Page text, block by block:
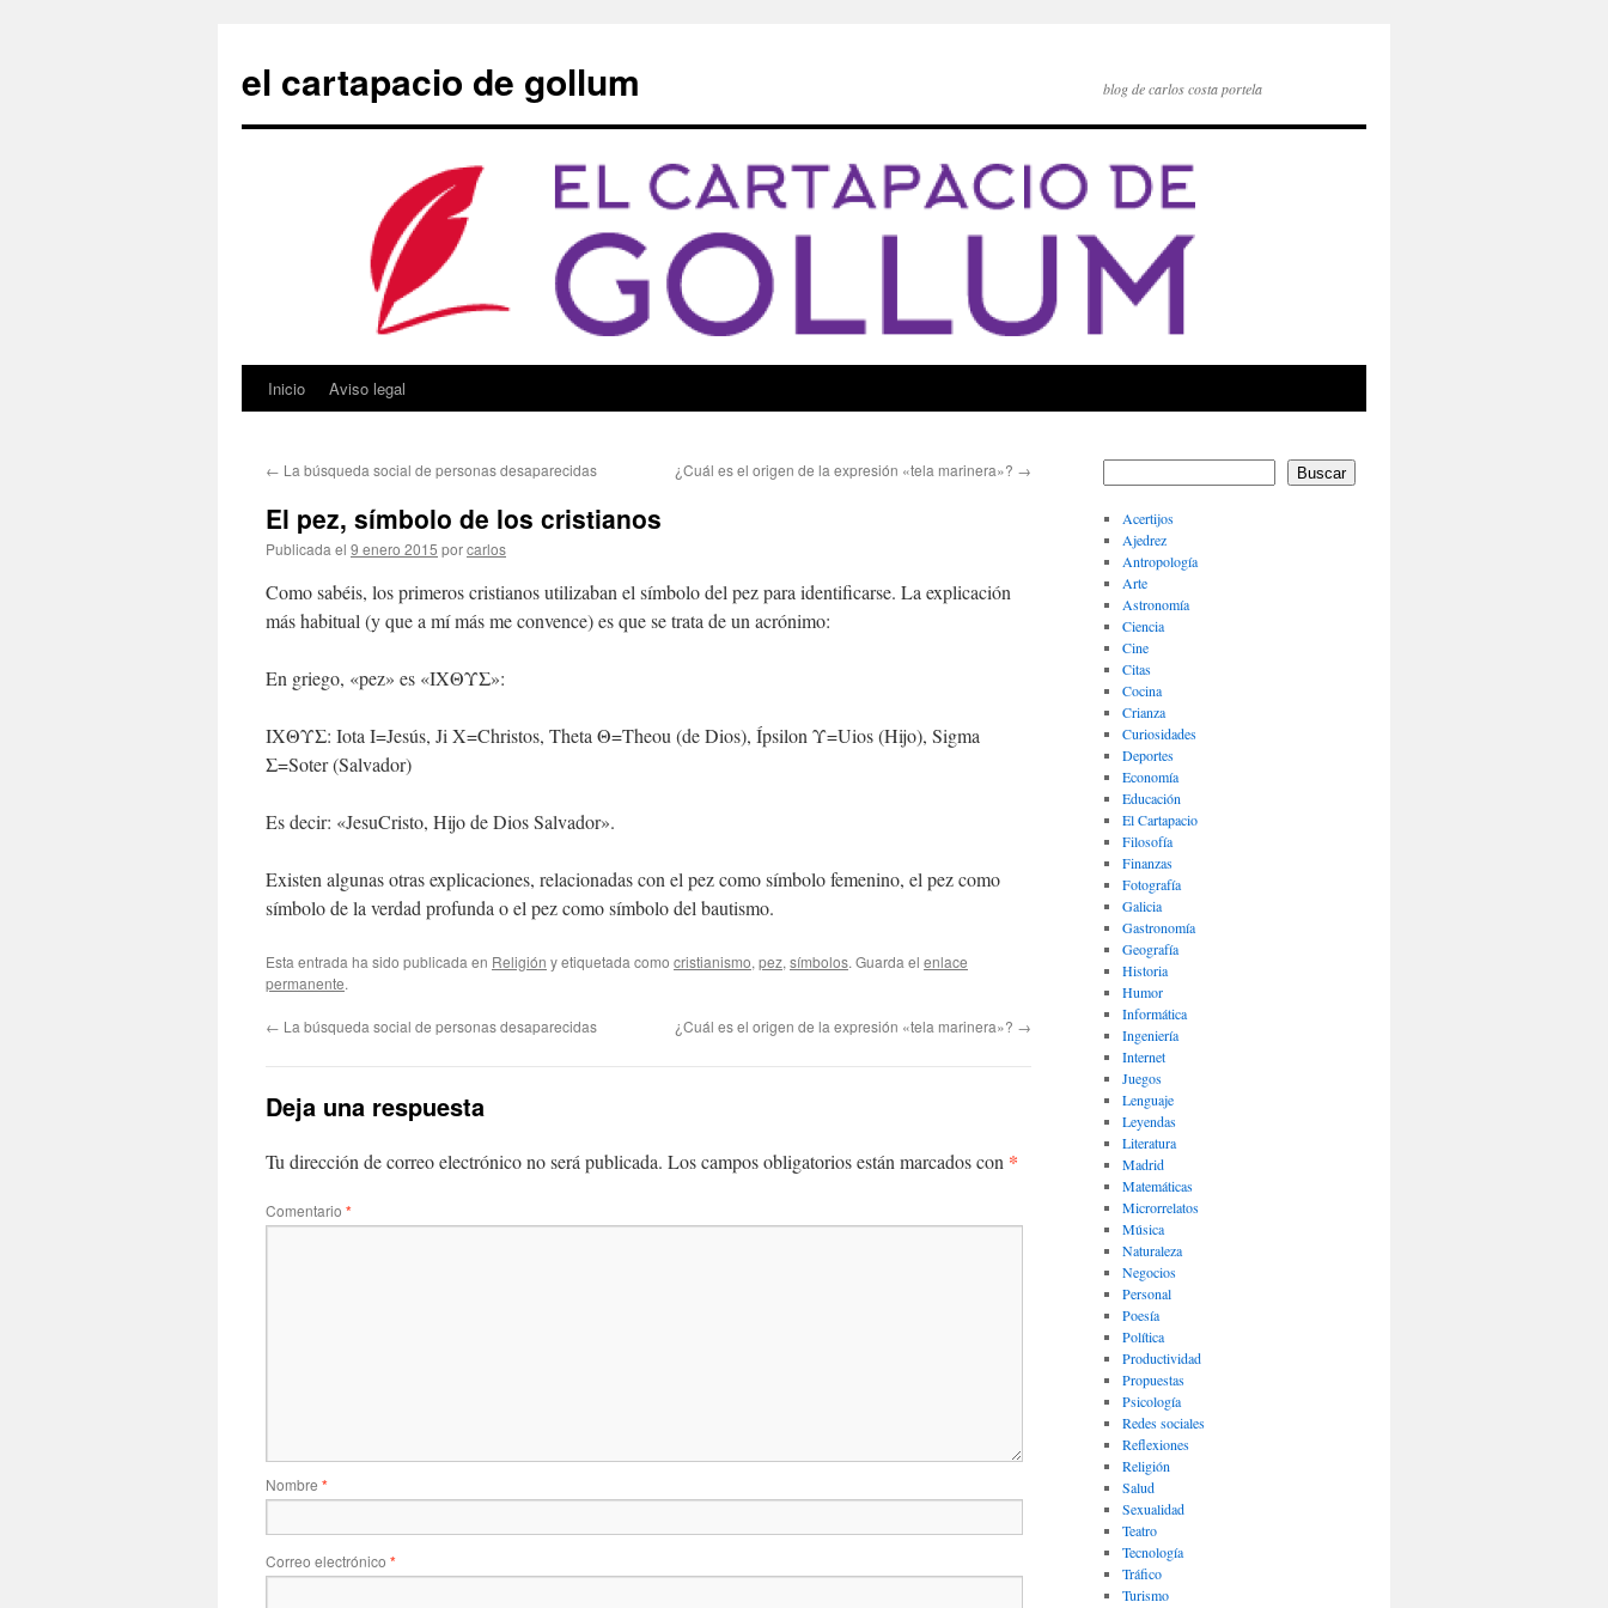
contenido
el cartapacio de gollum blog de carlos costa portela
Inicio Aviso legal
← La búsqueda social de personas desaparecidas ¿Cuál es el origen de la expresión «tela marinera»? →
El pez, símbolo de los cristianos
Publicada el 9 enero 2015 porcarlos
Como sabéis, los primeros cristianos utilizaban el símbolo del pez para identificarse. La explicación
más habitual (y que a mí más me convence) es que se trata de un acrónimo:
En griego, «pez» es «IXΘΥΣ»:
IXΘΥΣ: Iota I=Jesús, Ji X=Christos, Theta Θ=Theou (de Dios), Ípsilon Υ=Uios (Hijo), Sigma
Σ=Soter (Salvador)
Es decir: «JesuCristo, Hijo de Dios Salvador».
Existen algunas otras explicaciones, relacionadas con el pez como símbolo femenino, el pez como
símbolo de la verdad profunda o el pez como símbolo del bautismo.
Esta entrada ha sido publicada en Religión y etiquetada como cristianismo, pez, símbolos. Guarda el enlace
permanente.
← La búsqueda social de personas desaparecidas ¿Cuál es el origen de la expresión «tela marinera»? →
Deja una respuesta
Tu dirección de correo electrónico no será publicada. Los campos obligatorios están marcados con *
Comentario *
Nombre *
Correo electrónico *
Buscar
Acertijos
Ajedrez
Antropología
Arte
Astronomía
Ciencia
Cine
Citas
Cocina
Crianza
Curiosidades
Deportes
Economía
Educación
El Cartapacio
Filosofía
Finanzas
Fotografía
Galicia
Gastronomía
Geografía
Historia
Humor
Informática
Ingeniería
Internet
Juegos
Lenguaje
Leyendas
Literatura
Madrid
Matemáticas
Microrrelatos
Música
Naturaleza
Negocios
Personal
Poesía
Política
Productividad
Propuestas
Psicología
Redes sociales
Reflexiones
Religión
Salud
Sexualidad
Teatro
Tecnología
Tráfico
Turismo